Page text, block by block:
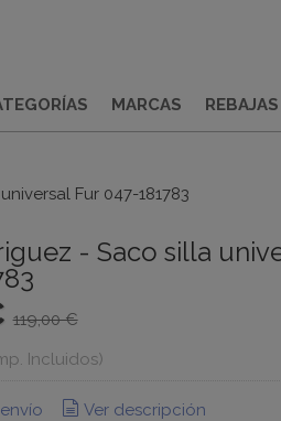
MARCAS REBAJAS
Fur 047-181783
- Saco silla
119,00 €
Incluidos)
Ver descripción